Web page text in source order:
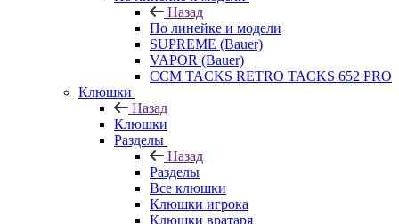
Назад
По линейке и модели
SUPREME (Bauer)
VAPOR (Bauer)
CCM TACKS RETRO TACKS 652 PRO
Клюшки
Назад
Клюшки
Разделы
Назад
Разделы
Все клюшки
Клюшки игрока
Клюшки вратаря